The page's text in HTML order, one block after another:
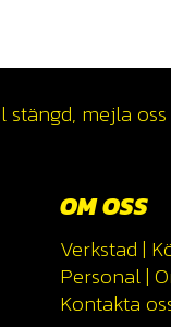
stängd, mejla
OM OSS
Verkstad |
Personal|
Kontakta